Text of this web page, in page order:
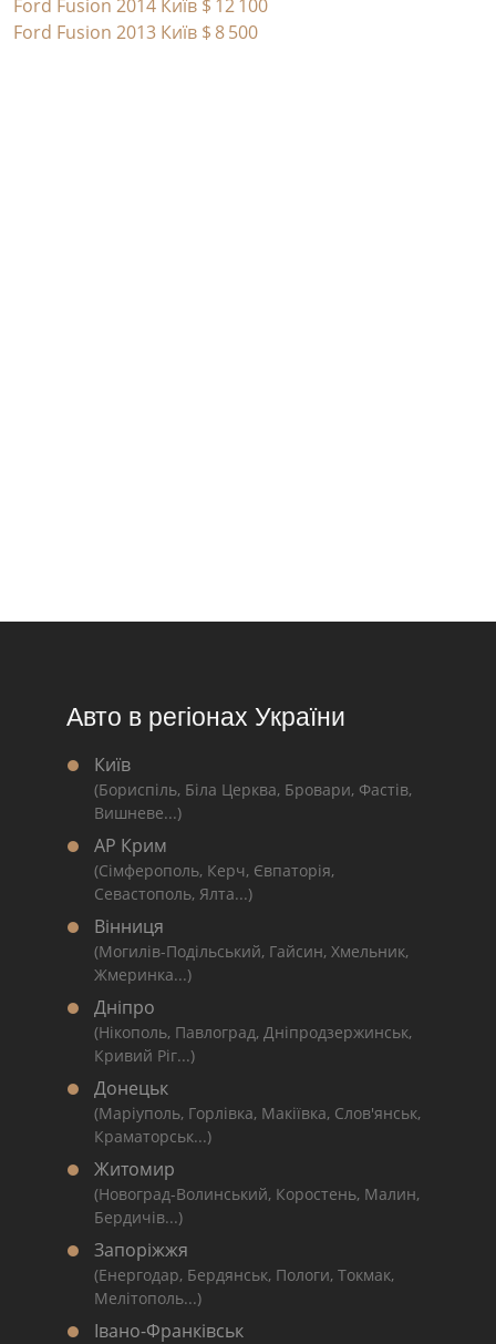
Ford Fusion 2014 Київ $ 12 100
Ford Fusion 2013 Київ $ 8 500
Авто в регіонах України
Київ
(Бориспіль, Біла Церква, Бровари, Фастів,
Вишневе...)
АР Крим
(Сімферополь, Керч, Євпаторія,
Севастополь, Ялта...)
Вінниця
(Могилів-Подільський, Гайсин, Хмельник,
Жмеринка...)
Дніпро
(Нікополь, Павлоград, Дніпродзержинськ,
Кривий Ріг...)
Донецьк
(Маріуполь, Горлівка, Макіївка, Слов'янськ,
Краматорськ...)
Житомир
(Новоград-Волинський, Коростень, Малин,
Бердичів...)
Запоріжжя
(Енергодар, Бердянськ, Пологи, Токмак,
Мелітополь...)
Івано-Франківськ